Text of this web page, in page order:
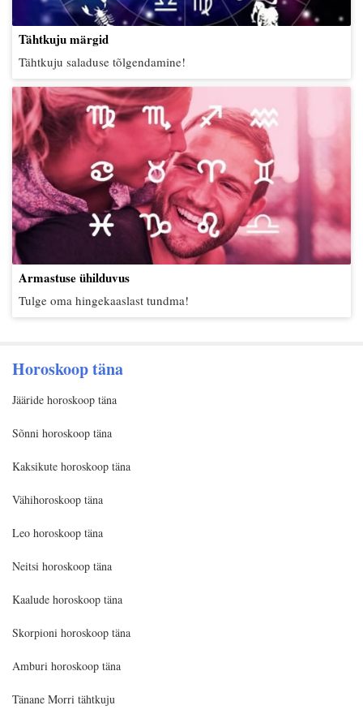
Tähtkuju märgid
Tähtkuju saladuse tõlgendamine!
Armastuse ühilduvus
Tulge oma hingekaaslast tundma!
Horoskoop täna
Jääride horoskoop täna
Sõnni horoskoop täna
Kaksikute horoskoop täna
Vähihoroskoop täna
Leo horoskoop täna
Neitsi horoskoop täna
Kaalude horoskoop täna
Skorpioni horoskoop täna
Amburi horoskoop täna
Tänane Morri tähtkuju